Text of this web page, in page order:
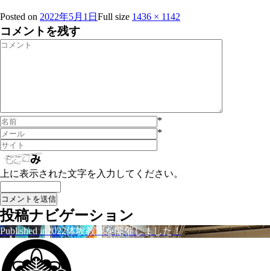
Posted on 2022年5月1日 Full size 1436 × 1142
コメントを残す
*
*
上に表示された文字を入力してください。
投稿ナビゲーション
Published in2022体験教室を開催しました！